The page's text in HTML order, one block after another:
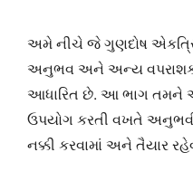
અમે નીચે જે ગુણદોષ
અનુભવ અને અન્ય
આધારિત છે. આ ભાગ તમને આ
ઉપયોગ કરતી વખતે
નક્કી કરવામાં અને તૈયાર